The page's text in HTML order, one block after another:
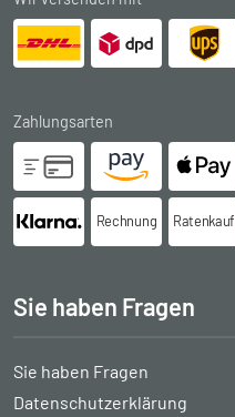
Zahlungsarten
Rechnung Ratenkauf
Sie haben Fragen
Sie haben Fragen
Datenschutzerklärung